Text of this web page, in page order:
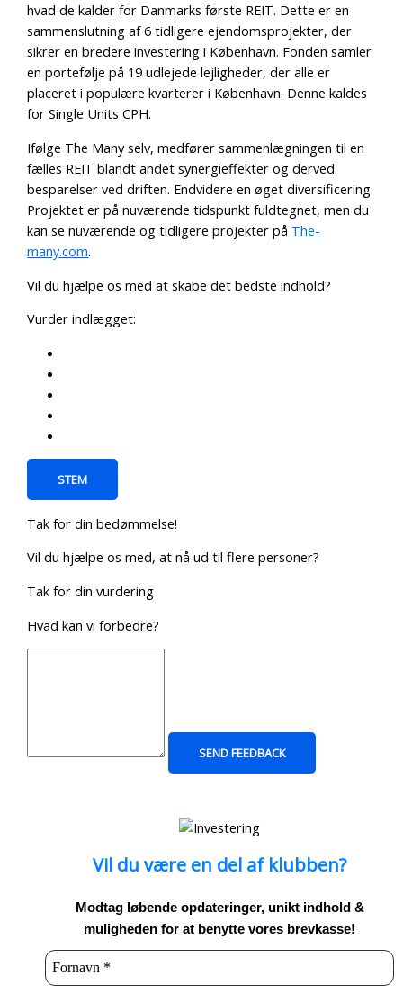
hvad de kalder for Danmarks første REIT. Dette er en
sammenslutning af 6 tidligere ejendomsprojekter, der
sikrer en bredere investering i København. Fonden samler
en portefølje på 19 udlejede lejligheder, der alle er
placeret i populære kvarterer i København. Denne kaldes
for Single Units CPH.
Ifølge The Many selv, medfører sammenlægningen til en
fælles REIT blandt andet synergieffekter og derved
besparelser ved driften. Endvidere en øget diversificering.
Projektet er på nuværende tidspunkt fuldtegnet, men du
kan se nuværende og tidligere projekter på The-
many.com.
Vil du hjælpe os med at skabe det bedste indhold?
Vurder indlægget:
STEM
Tak for din bedømmelse!
Vil du hjælpe os med, at nå ud til flere personer?
Tak for din vurdering
Hvad kan vi forbedre?
SEND FEEDBACK
Vil du være en del af klubben?
Modtag løbende opdateringer, unikt indhold &
muligheden for at benytte vores brevkasse!